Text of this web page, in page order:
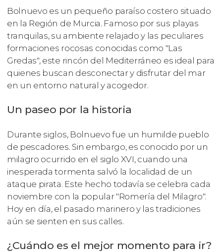
Bolnuevo es un pequeño paraíso costero situado
en la Región de Murcia. Famoso por sus playas
tranquilas, su ambiente relajado y las peculiares
formaciones rocosas conocidas como "Las
Gredas", este rincón del Mediterráneo es ideal para
quienes buscan desconectar y disfrutar del mar
en un entorno natural y acogedor.
Un paseo por la historia
Durante siglos, Bolnuevo fue un humilde pueblo
de pescadores. Sin embargo, es conocido por un
milagro ocurrido en el siglo XVI, cuando una
inesperada tormenta salvó la localidad de un
ataque pirata. Este hecho todavía se celebra cada
noviembre con la popular "Romería del Milagro".
Hoy en día, el pasado marinero y las tradiciones
aún se sienten en sus calles.
¿Cuándo es el mejor momento para ir?